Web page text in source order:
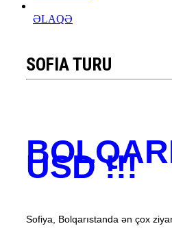
ƏLAQƏ
SOFIA TURU
USD !!!
Sofiya, Bolqarıstanda ən çox